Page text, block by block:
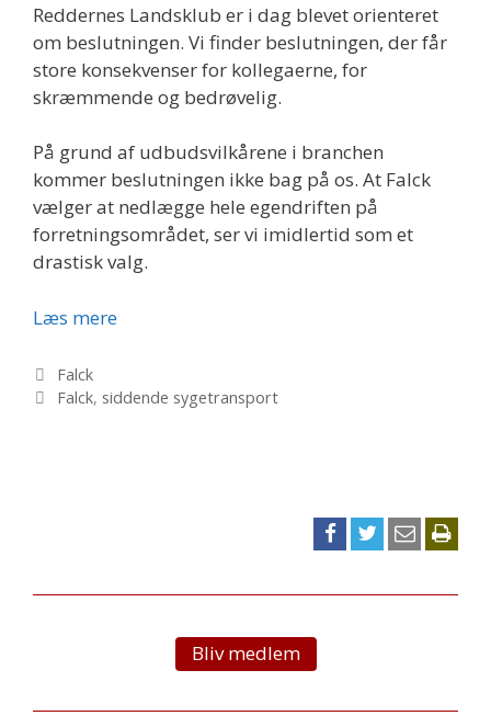
Reddernes Landsklub er i dag blevet orienteret
om beslutningen. Vi finder beslutningen, der får
store konsekvenser for kollegaerne, for
skræmmende og bedrøvelig.
På grund af udbudsvilkårene i branchen
kommer beslutningen ikke bag på os. At Falck
vælger at nedlægge hele egendriften på
forretningsområdet, ser vi imidlertid som et
drastisk valg.
Læs mereEgendriften
sygetransport
Kategorier
Falck
Tags
Falck, siddende sygetransport
Bliv medlem